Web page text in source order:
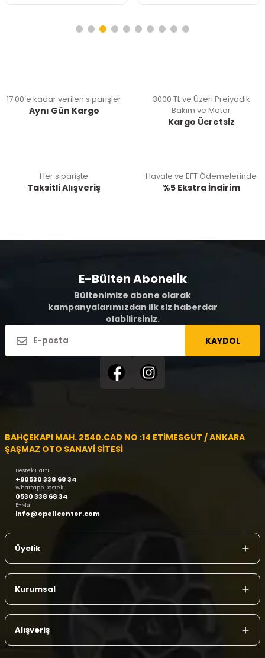
17:00’e kadar verilen siparişler
Aynı Gün Kargo
3000 TL ve Üzeri Preiyodik
Bakım ve Motor
Kargo Ücretsiz
Her siparişte
Taksitli Alışveriş
Havale ve EFT Ödemelerinde
%5 Ekstra İndirim
E-Bülten Abonelik
Bültenimize abone olarak
kampanyalarımızdan ilk siz haberdar
olabilirsiniz.
KAYDOL
BAHÇEKAPI MAH. 2540.CAD NO :14 ETİMESGUT / ANKARA
ŞAŞMAZ OTO SANAYİ SİTESİ
Destek Hattı
+90530 338 68 34
Whatsapp Destek
0530 338 68 34
E-Mail
info@opellcenter.com
Üyelik
Kurumsal
Alışveriş